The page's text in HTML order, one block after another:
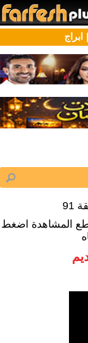
ابراج
91
المشاهدة اضغط